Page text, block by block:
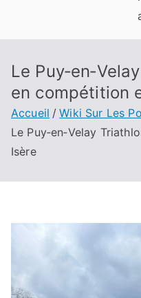
Le
en compétition
Accueil
Wiki Sur Les
Le Puy‑en‑Velay
Isère